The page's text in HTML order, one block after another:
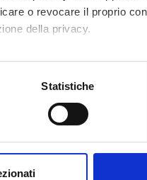
o revocare il proprio
della privacy.
un'approssimazione di
sui cookie.
Statistiche